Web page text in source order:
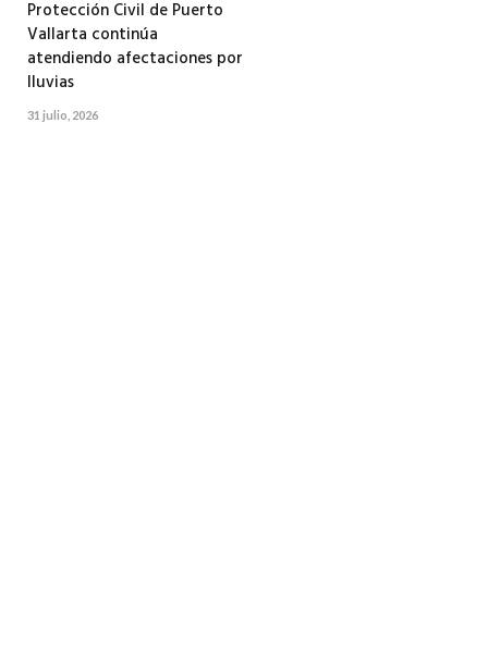
Protección Civil de Puerto
Vallarta continúa
atendiendo afectaciones por
lluvias
31 julio, 2026